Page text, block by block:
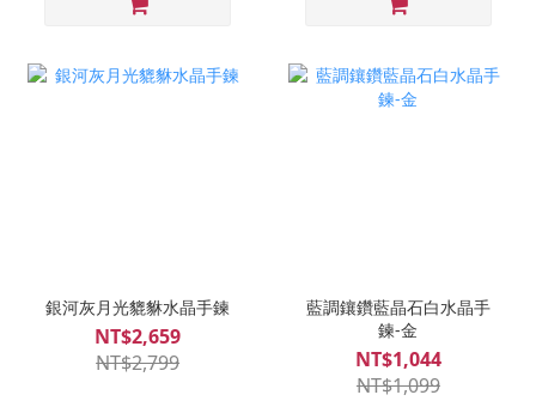
銀河灰月光貔貅水晶手鍊
NT$2,659
NT$2,799
藍調鑲鑽藍晶石白水晶手
鍊-金
NT$1,044
NT$1,099